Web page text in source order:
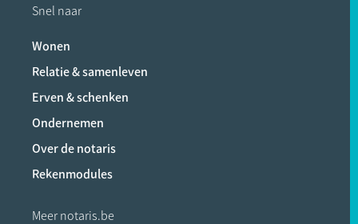
Snel naar
Wonen
Relatie & samenleven
Erven & schenken
Ondernemen
Over de notaris
Rekenmodules
Meer notaris.be